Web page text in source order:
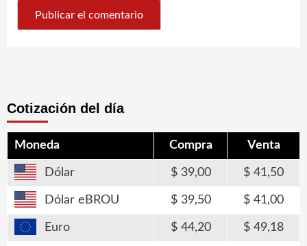
Cotización del día
Moneda Compra Venta
Dólar 39,00 41,50
Dólar eBROU 39,50 41,00
Euro 44,20 49,18